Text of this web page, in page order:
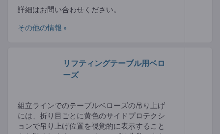
詳細はお問い合わせください。
その他の情報 »
リフティングテーブル用ベロ
ーズ
組立ラインでのテーブルベローズの吊り上げ
には、折り目ごとに黄色のサイドプロテクシ
ョンで吊り上げ位置を視覚的に表示すること